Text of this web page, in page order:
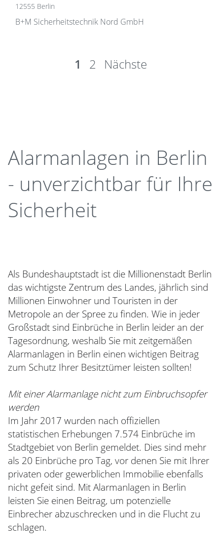
12555 Berlin
B+M Sicherheitstechnik Nord GmbH
1 2 Nächste
Alarmanlagen in Berlin
- unverzichtbar für Ihre
Sicherheit
Als Bundeshauptstadt ist die Millionenstadt Berlin
das wichtigste Zentrum des Landes, jährlich sind
Millionen Einwohner und Touristen in der
Metropole an der Spree zu finden. Wie in jeder
Großstadt sind Einbrüche in Berlin leider an der
Tagesordnung, weshalb Sie mit zeitgemäßen
Alarmanlagen in Berlin einen wichtigen Beitrag
zum Schutz Ihrer Besitztümer leisten sollten!
Mit einer Alarmanlage nicht zum Einbruchsopfer
werden
Im Jahr 2017 wurden nach offiziellen
statistischen Erhebungen 7.574 Einbrüche im
Stadtgebiet von Berlin gemeldet. Dies sind mehr
als 20 Einbrüche pro Tag, vor denen Sie mit Ihrer
privaten oder gewerblichen Immobilie ebenfalls
nicht gefeit sind. Mit Alarmanlagen in Berlin
leisten Sie einen Beitrag, um potenzielle
Einbrecher abzuschrecken und in die Flucht zu
schlagen.